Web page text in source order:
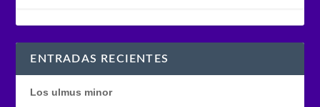
ENTRADAS RECIENTES
Los ulmus minor